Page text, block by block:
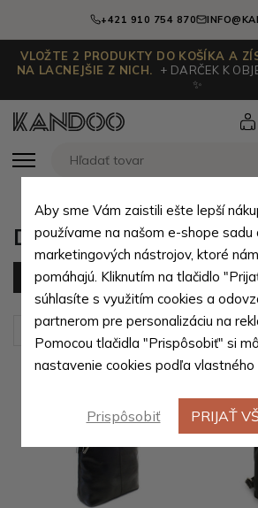
+421 910 754 870
VLOŽTE 2 PRODUKTY DO KOŠÍKA A
NA LACNEJŠIE Z NICH.
+ DARČEK K
✨
Dámske batohy podľa
Filter (24 produktov)
Zoradiť podľa: Predvolené
Aby sme Vám zaistili ešte lepší
používame na našom e-shope sadu
marketingových nástrojov, ktoré
pomáhajú. Kliknutím na tlačidlo
súhlasíte s využitím cookies a
partnerom pre personalizáciu na
Pomocou tlačidla "Prispôsobiť" si
nastavenie cookies podľa vlastného
Prispôsobiť PRIJAŤ